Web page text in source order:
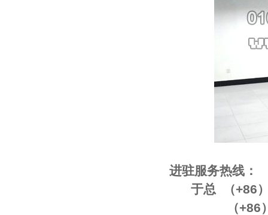
进驻服务热线：
于总 （+86）
（+86）